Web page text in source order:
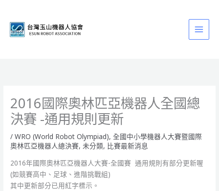
2016國際奧林匹亞機器人全國總
決賽 -通用規則更新
/WRO (World Robot Olympiad),全國中小學機器人大賽暨國際
奧林匹亞機器人總決賽,未分類, 比賽最新消息
2016年國際奧林匹亞機器人大賽-全國賽 通用規則有部分更新喔
(如競賽高中、足球、進階挑戰組)
其中更新部分已用紅字標示。